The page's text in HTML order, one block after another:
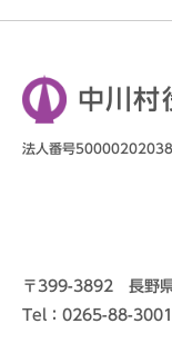
中川村
法人番号
〒399-3892 長野県
Tel：0265-88-